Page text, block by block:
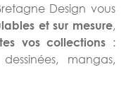
Design vous
et sur mesure,
vos collections :
mangas,